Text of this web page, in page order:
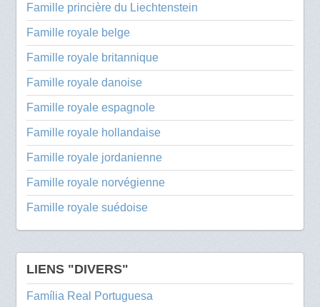
Famille princière du Liechtenstein
Famille royale belge
Famille royale britannique
Famille royale danoise
Famille royale espagnole
Famille royale hollandaise
Famille royale jordanienne
Famille royale norvégienne
Famille royale suédoise
LIENS "DIVERS"
Família Real Portuguesa